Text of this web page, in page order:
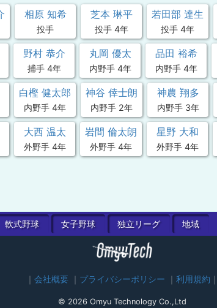
相原 知希
投手
芝本 琳平
投手 4年
若田部 達生
投手 4年
野村 恭介
捕手 4年
丸岡 優太
内野手 4年
品田 裕希
内野手 4年
白樫 健太郎
内野手 4年
神谷 倖士朗
内野手 2年
神農 翔多
内野手 3年
大西 温太
外野手 4年
岩間 倫太朗
外野手 4年
星野 大和
外野手 4年
軟式野球 女子野球 独立リーグ 地域
会社概要 プライバシーポリシー 利用規約
© 2026 Omyu Technology Co.,Ltd